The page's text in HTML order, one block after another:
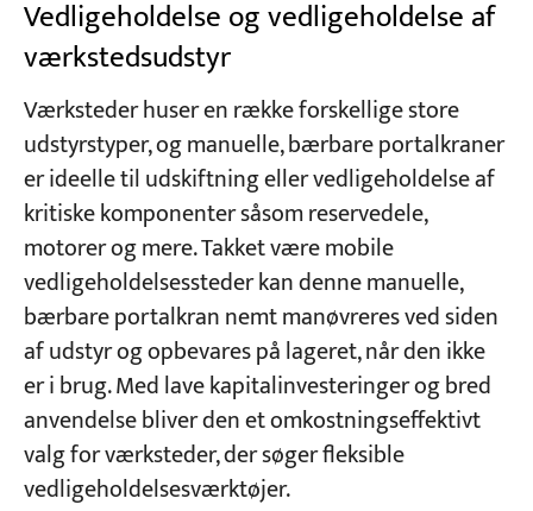
Vedligeholdelse og vedligeholdelse af
værkstedsudstyr
Værksteder huser en række forskellige store
udstyrstyper, og manuelle, bærbare portalkraner
er ideelle til udskiftning eller vedligeholdelse af
kritiske komponenter såsom reservedele,
motorer og mere. Takket være mobile
vedligeholdelsessteder kan denne manuelle,
bærbare portalkran nemt manøvreres ved siden
af udstyr og opbevares på lageret, når den ikke
er i brug. Med lave kapitalinvesteringer og bred
anvendelse bliver den et omkostningseffektivt
valg for værksteder, der søger fleksible
vedligeholdelsesværktøjer.